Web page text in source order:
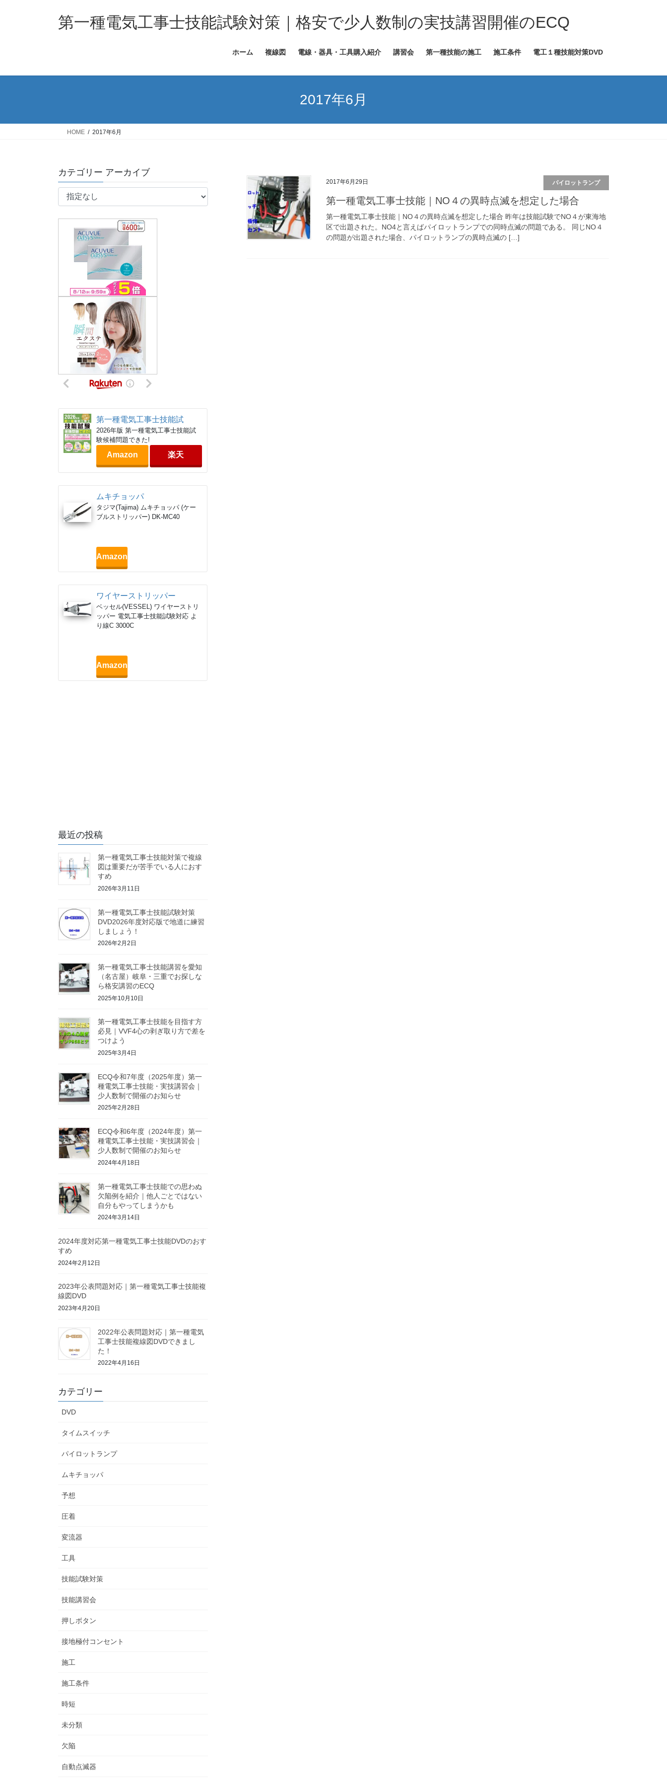
ス
ン
第一種電気工事士技能試験対策｜格安で少人数制の実技講習開催のECQ
ホーム 複線図 電線・器具・工具購入紹介 講習会 第一種技能の施工 施工条件 電工１種技能対策DVD
2017年6月
HOME 2017年6月
2017年6月29日 パイロットランプ
第一種電気工事士技能｜NO４の異時点滅を想定した場合
第一種電気工事士技能｜NO４の異時点滅を想定した場合 昨年は技能試験でNO４が東海地
区で出題された。NO4と言えばパイロットランプでの同時点滅の問題である。 同じNO４
の問題が出題された場合、パイロットランプの異時点滅の […]
カテゴリー アーカイブ
第一種電気工事士技能試
2026年版 第一種電気工事士技能試
験候補問題できた!
Amazon 楽天
ムキチョッパ
タジマ(Tajima) ムキチョッパ (ケー
ブルストリッパー) DK-MC40
Amazon
ワイヤーストリッパー
ベッセル(VESSEL) ワイヤーストリ
ッパー 電気工事士技能試験対応 よ
り線C 3000C
Amazon
最近の投稿
第一種電気工事士技能対策で複線
図は重要だが苦手でいる人におす
すめ
2026年3月11日
第一種電気工事士技能試験対策
DVD2026年度対応版で地道に練習
しましょう！
2026年2月2日
第一種電気工事士技能講習を愛知
（名古屋）岐阜・三重でお探しな
ら格安講習のECQ
2025年10月10日
第一種電気工事士技能を目指す方
必見｜VVF4心の剥ぎ取り方で差を
つけよう
2025年3月4日
ECQ令和7年度（2025年度）第一
種電気工事士技能・実技講習会｜
少人数制で開催のお知らせ
2025年2月28日
ECQ令和6年度（2024年度）第一
種電気工事士技能・実技講習会｜
少人数制で開催のお知らせ
2024年4月18日
第一種電気工事士技能での思わぬ
欠陥例を紹介｜他人ごとではない
自分もやってしまうかも
2024年3月14日
2024年度対応第一種電気工事士技能DVDのおす
すめ
2024年2月12日
2023年公表問題対応｜第一種電気工事士技能複
線図DVD
2023年4月20日
2022年公表問題対応｜第一種電気
工事士技能複線図DVDできまし
た！
2022年4月16日
カテゴリー
DVD
タイムスイッチ
パイロットランプ
ムキチョッパ
予想
圧着
変流器
工具
技能試験対策
技能講習会
押しボタン
接地極付コンセント
施工
施工条件
時短
未分類
欠陥
自動点滅器